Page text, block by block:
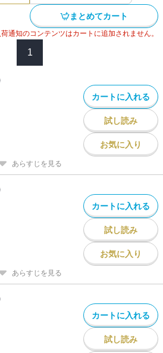
まとめてカート
通知のコンテンツはカートに追加されません。
1
カートに入れる
試し読み
お気に入り
あらすじを見る
カートに入れる
試し読み
お気に入り
あらすじを見る
カートに入れる
試し読み